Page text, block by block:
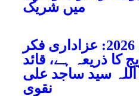
میں شریک
اربعین حسینی 2026: عزاداری فکر
کا ذریعہ ہے، قائد
سید ساجد علی
نقوی